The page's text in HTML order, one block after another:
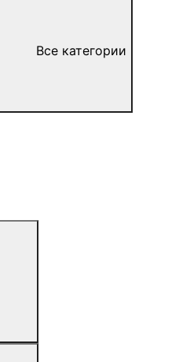
Все категории